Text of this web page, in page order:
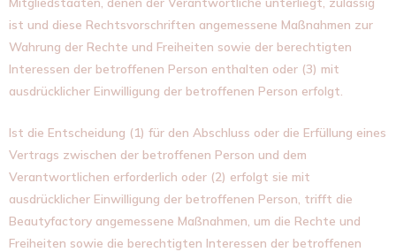
ist und diese Rechtsvorschriften angemessene Maßnahmen zur
Wahrung der Rechte und Freiheiten sowie der berechtigten
Interessen der betroffenen Person enthalten oder (3) mit
ausdrücklicher Einwilligung der betroffenen Person erfolgt.
Ist die Entscheidung (1) für den Abschluss oder die Erfüllung eines
Vertrags zwischen der betroffenen Person und dem
Verantwortlichen erforderlich oder (2) erfolgt sie mit
ausdrücklicher Einwilligung der betroffenen Person, trifft die
Beautyfactory angemessene Maßnahmen, um die Rechte und
Freiheiten sowie die berechtigten Interessen der betroffenen